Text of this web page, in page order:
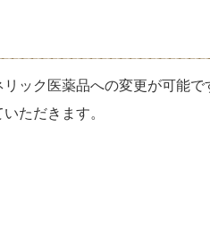
ック医薬品への変更が可能で
ただきます。